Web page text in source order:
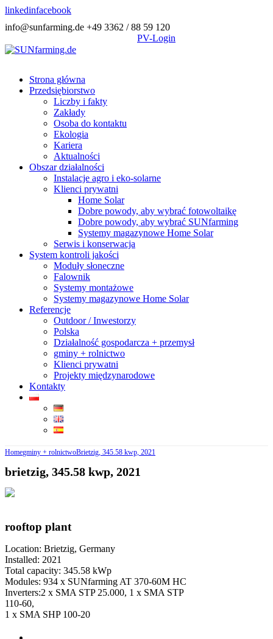
linkedinfacebook
info@sunfarming.de +49 3362 / 88 59 120
PV-Login
Strona główna
Przedsiębiorstwo
Liczby i fakty
Zakłady
Osoba do kontaktu
Ekologia
Kariera
Aktualności
Obszar działalności
Instalacje agro i eko-solarne
Klienci prywatni
Home Solar
Dobre powody, aby wybrać fotowoltaikę
Dobre powody, aby wybrać SUNfarming
Systemy magazynowe Home Solar
Serwis i konserwacja
System kontroli jakości
Moduły słoneczne
Falownik
Systemy montażowe
Systemy magazynowe Home Solar
Referencje
Outdoor / Inwestorzy
Polska
Działalność gospodarcza + przemysł
gminy + rolnictwo
Klienci prywatni
Projekty międzynarodowe
Kontakty
Homegminy + rolnictwoBrietzig, 345.58 kwp, 2021
brietzig, 345.58 kwp, 2021
rooftop plant
Location: Brietzig, Germany
Installed: 2021
Total capacity: 345.58 kWp
Modules: 934 x SUNfarming AT 370-60M HC
Inverters:2 x SMA STP 25.000, 1 x SMA STP
110-60,
1 x SMA SHP 100-20